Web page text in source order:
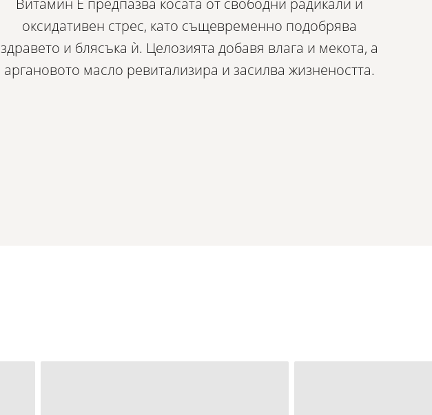
оксидативен стрес, като същевременно подобрява
здравето и блясъка ѝ. Целозията добавя влага и мекота, а
аргановото масло ревитализира и засилва жизнеността.